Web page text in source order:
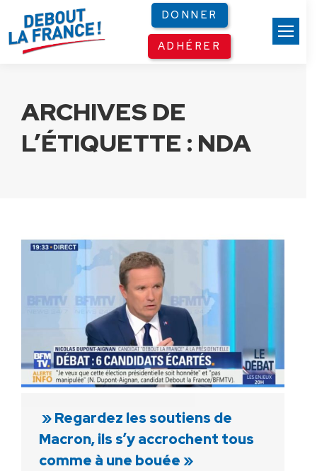
DONNER
ADHÉRER
ARCHIVES DE
L’ÉTIQUETTE : NDA
» Regardez les soutiens de
Macron, ils s’y accrochent tous
comme à une bouée »
Panneau de gestion des cookies